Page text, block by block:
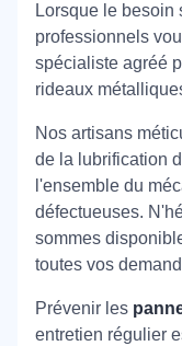
Lorsque le besoin
professionnels
spécialiste agréé
rideaux
Nos artisans
de la lubrification
l'ensemble du
défectueuses.
sommes
toutes vos
Prévenir les
entretien régulier